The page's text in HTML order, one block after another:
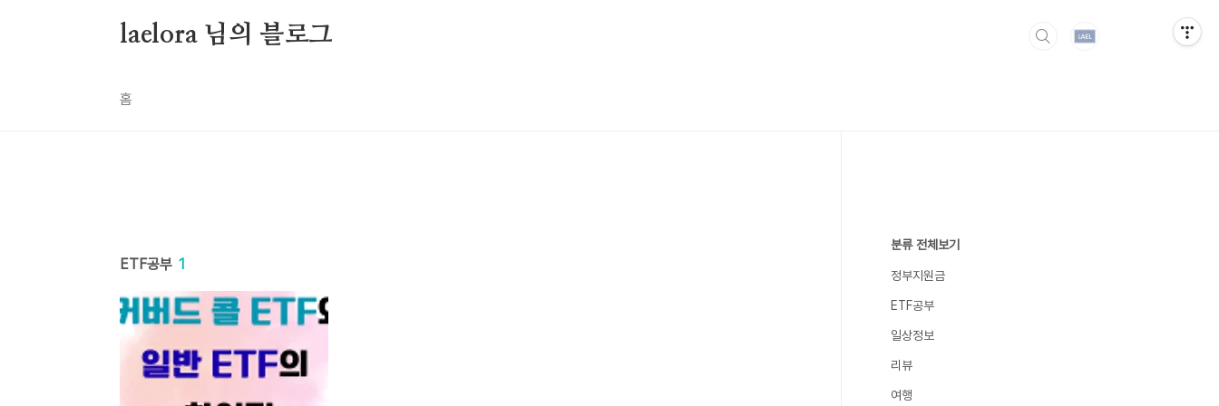
laelora 님의 블로그
홈
ETF공부 1
분류 전체보기
정부지원금
ETF공부
일상정보
리뷰
여행